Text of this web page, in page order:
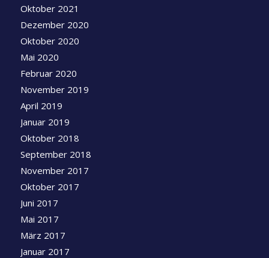
Oktober 2021
Dezember 2020
Oktober 2020
Mai 2020
Februar 2020
November 2019
April 2019
Januar 2019
Oktober 2018
September 2018
November 2017
Oktober 2017
Juni 2017
Mai 2017
März 2017
Januar 2017